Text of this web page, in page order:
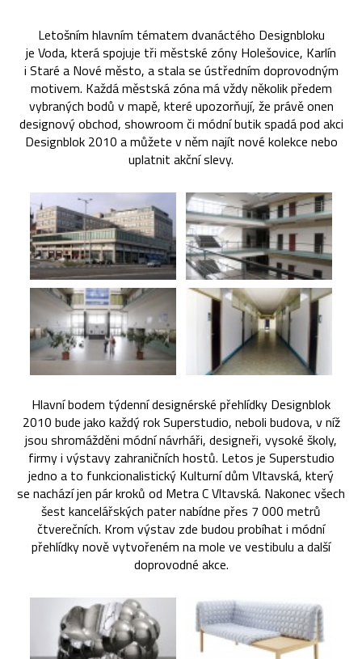
Letošním hlavním tématem dvanáctého Designbloku
je Voda, která spojuje tři městské zóny Holešovice, Karlín
i Staré a Nové město, a stala se ústředním doprovodným
motivem. Každá městská zóna má vždy několik předem
vybraných bodů v mapě, které upozorňují, že právě onen
designový obchod, showroom či módní butik spadá pod akci
Designblok 2010 a můžete v něm najít nové kolekce nebo
uplatnit akční slevy.
Hlavní bodem týdenní designérské přehlídky Designblok
2010 bude jako každý rok Superstudio, neboli budova, v níž
jsou shromážděni módní návrháři, designeři, vysoké školy,
firmy i výstavy zahraničních hostů. Letos je Superstudio
jedno a to funkcionalistický Kulturní dům Vltavská, který
se nachází jen pár kroků od Metra C Vltavská. Nakonec všech
šest kancelářských pater nabídne přes 7 000 metrů
čtverečních. Krom výstav zde budou probíhat i módní
přehlídky nově vytvořeném na mole ve vestibulu a další
doprovodné akce.